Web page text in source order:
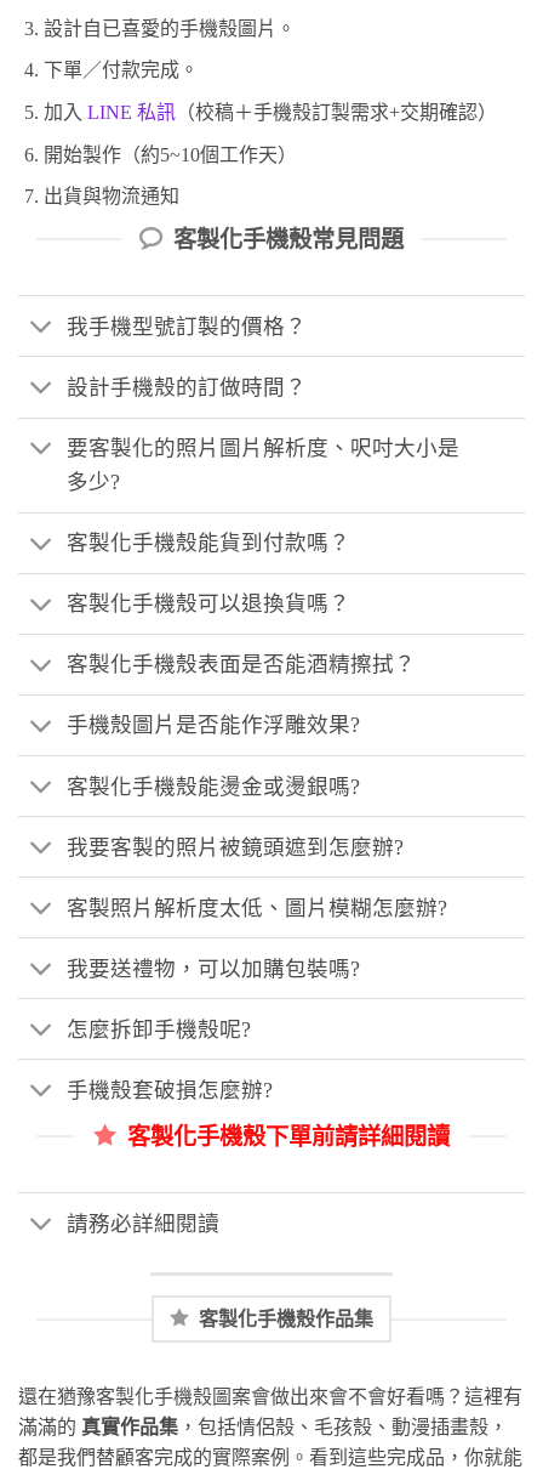
設計自已喜愛的手機殼圖片。
下單／付款完成。
加入 LINE 私訊（校稿＋手機殼訂製需求+交期確認）
開始製作（約5~10個工作天）
出貨與物流通知
客製化手機殼常見問題
我手機型號訂製的價格？
設計手機殼的訂做時間？
要客製化的照片圖片解析度、呎吋大小是
多少?
客製化手機殼能貨到付款嗎？
客製化手機殼可以退換貨嗎？
客製化手機殼表面是否能酒精擦拭？
手機殼圖片是否能作浮雕效果?
客製化手機殼能燙金或燙銀嗎?
我要客製的照片被鏡頭遮到怎麼辦?
客製照片解析度太低、圖片模糊怎麼辦?
我要送禮物，可以加購包裝嗎?
怎麼拆卸手機殼呢?
手機殼套破損怎麼辦?
客製化手機殼下單前請詳細閱讀
請務必詳細閱讀
客製化手機殼作品集
還在猶豫客製化手機殼圖案會做出來會不會好看嗎？這裡有
滿滿的 真實作品集 ，包括情侶殼、毛孩殼、動漫插畫殼，
都是我們替顧客完成的實際案例。看到這些完成品，你就能